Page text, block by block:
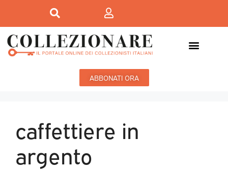
ABBONATI ORA
caffettiere in
argento